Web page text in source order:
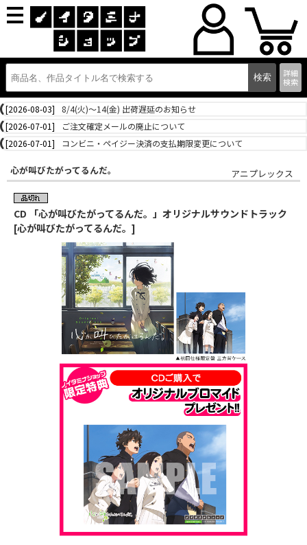
詳細
検索
[2026-08-03]
8/4(火)～14(金) 出荷遅延のお知らせ
[2026-07-01]
ご注文確定メールの廃止について
[2026-07-01]
コンビニ・ペイジー決済の支払期限変更について
心が叫びたがってるんだ。 アニプレックス
CD 「心が叫びたがってるんだ。」オリジナルサウンドトラック
[心が叫びたがってるんだ。]